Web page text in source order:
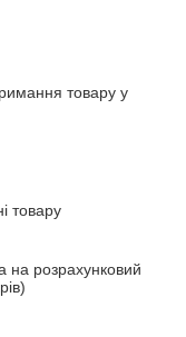
товару у
товару
на розрахунковий